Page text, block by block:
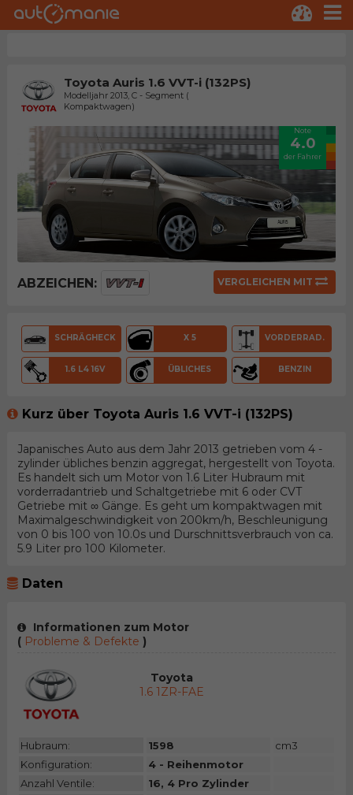
Toyota Auris 1.6 VVT-i (132PS)
Modelljahr 2013, C - Segment (
Kompaktwagen)
Note
4.0
der Fahrer
ABZEICHEN: VERGLEICHEN MIT
SCHRÄGHECK X 5 VORDERRAD.
1.6 L4 16V ÜBLICHES BENZIN
Kurz über Toyota Auris 1.6 VVT-i (132PS)
Japanisches Auto aus dem Jahr 2013 getrieben vom 4 -
zylinder übliches benzin aggregat, hergestellt von Toyota.
Es handelt sich um Motor von 1.6 Liter Hubraum mit
vorderradantrieb und Schaltgetriebe mit 6 oder CVT
Getriebe mit ∞ Gänge. Es geht um kompaktwagen mit
Maximalgeschwindigkeit von 200km/h, Beschleunigung
von 0 bis 100 von 10.0s und Durschnittsverbrauch von ca.
5.9 Liter pro 100 Kilometer.
Daten
Informationen zum Motor
(Probleme & Defekte )
Toyota
1.6 1ZR-FAE
Hubraum: 1598
cm3
Konfiguration:
4 - Reihenmotor
Anzahl Ventile:
16, 4 Pro Zylinder